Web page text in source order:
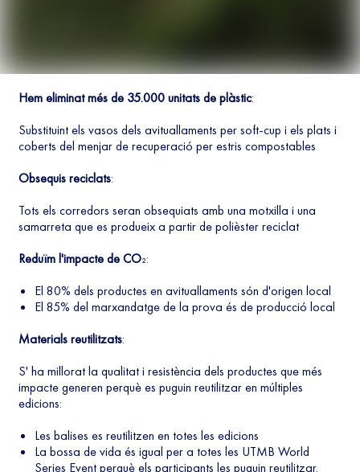
Hem eliminat més de 35.000 unitats de plàstic:
Substituint els vasos dels avituallaments per soft-cup i els plats i
coberts del menjar de recuperació per estris compostables
Obsequis reciclats:
Tots els corredors seran obsequiats amb una motxilla i una
samarreta que es produeix a partir de polièster reciclat
Reduïm l'impacte de CO₂:
El 80% dels productes en avituallaments són d'origen local
El 85% del marxandatge de la prova és de producció local
Materials reutilitzats:
S' ha millorat la qualitat i resistència dels productes que més
impacte generen perquè es puguin reutilitzar en múltiples
edicions:
Les balises es reutilitzen en totes les edicions
La bossa de vida és igual per a totes les UTMB World
Series Event perquè els participants les puguin reutilitzar.